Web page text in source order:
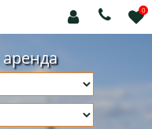
0


аренда